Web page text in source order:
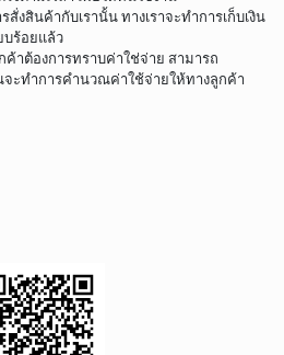
สั่งสินค้ากับเรานั้น ทางเราจะทำการเก็บเงิน
บร้อยแล้ว
ค้าต้องการทราบค่าใช่จ่าย สามารถ
ะทำการคำนวณค่าใช้จ่ายให้ทางลูกค้า